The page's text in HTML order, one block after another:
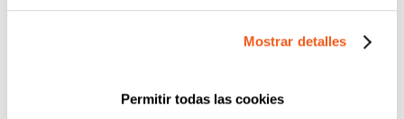
Mostrar detalles
Permitir todas las cookies